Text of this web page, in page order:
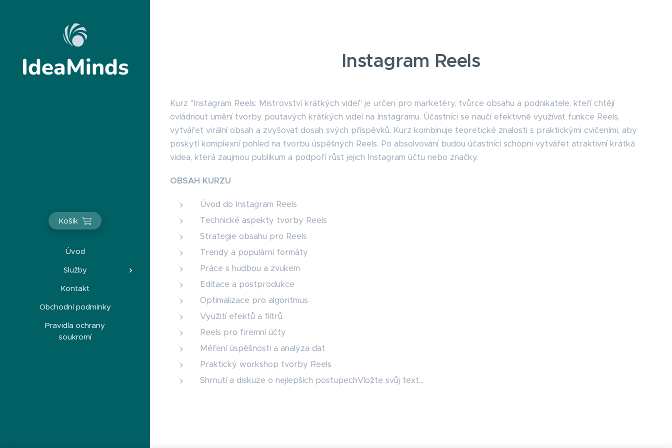
IdeaMinds
Košík
Úvod
Služby
Kontakt
Obchodní podmínky
Pravidla ochrany
soukromí
Instagram Reels
Kurz "Instagram Reels: Mistrovství krátkých videí" je určen pro marketéry, tvůrce obsahu a podnikatele, kteří chtějí
ovládnout umění tvorby poutavých krátkých videí na Instagramu. Účastníci se naučí efektivně využívat funkce Reels,
vytvářet virální obsah a zvyšovat dosah svých příspěvků. Kurz kombinuje teoretické znalosti s praktickými cvičeními, aby
poskytl komplexní pohled na tvorbu úspěšných Reels. Po absolvování budou účastníci schopni vytvářet atraktivní krátká
videa, která zaujmou publikum a podpoří růst jejich Instagram účtu nebo značky.
OBSAH KURZU
Úvod do Instagram Reels
Technické aspekty tvorby Reels
Strategie obsahu pro Reels
Trendy a populární formáty
Práce s hudbou a zvukem
Editace a postprodukce
Optimalizace pro algoritmus
Využití efektů a filtrů
Reels pro firemní účty
Měření úspěšnosti a analýza dat
Praktický workshop tvorby Reels
Shrnutí a diskuze o nejlepších postupechVložte svůj text...